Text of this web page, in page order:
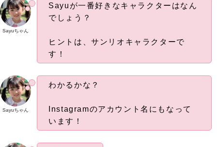
Sayuちゃん
Sayuが一番好きなキャラクターはなん
でしょう？
ヒントは、サンリオキャラクターで
す！
Sayuちゃん
わかるかな？
Instagramのアカウント名にもなって
います！